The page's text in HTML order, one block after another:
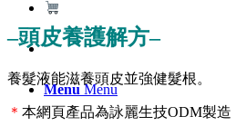
Menu Menu
–頭皮養護解方–
養髮液能滋養頭皮並強健髮根。
＊ 本網頁產品為詠麗生技ODM製